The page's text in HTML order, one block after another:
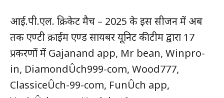
आई.पी.एल. क्रिकेट मैच – 2025 के इस सीजन में अब
तक एण्टी क्राईम एण्ड सायबर यूनिट की टीम द्वारा 17
प्रकरणों में Gajanand app, Mr bean, Winpro-
in, DiamondÛch999-com, Wood777,
ClassiceÛch-99-com, FunÛch app,